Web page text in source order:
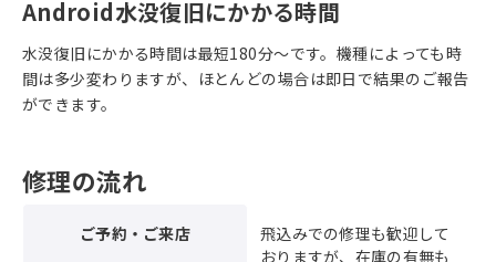
Android水没復旧にかかる時間
水没復旧にかかる時間は最短180分～です。機種によっても時
間は多少変わりますが、ほとんどの場合は即日で結果のご報告
ができます。
修理の流れ
ご予約・ご来店
飛込みでの修理も歓迎して
おりますが、在庫の有無も